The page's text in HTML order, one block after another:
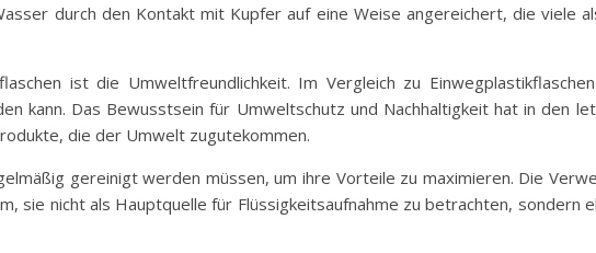
durch den Kontakt mit Kupfer auf eine Weise angereichert, die viele
ist die Umweltfreundlichkeit. Im Vergleich zu
kann. Das Bewusstsein für Umweltschutz und Nachhaltigkeit hat in den
die der Umwelt zugutekommen.
gereinigt werden müssen, um ihre Vorteile zu maximieren. Die
sie nicht als Hauptquelle für Flüssigkeitsaufnahme zu betrachten, sondern